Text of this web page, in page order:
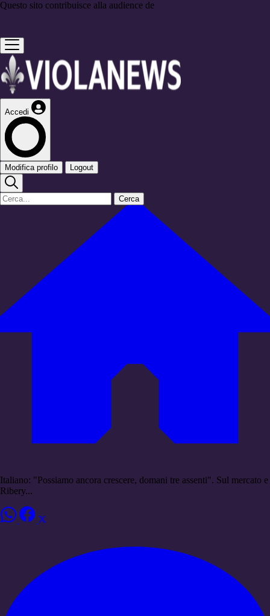
Questo sito contribuisce alla audience de
Accedi
Modifica profilo Logout
Cerca
Italiano: "Possiamo ancora crescere, domani tre assenti". Sul mercato e
Ribery...